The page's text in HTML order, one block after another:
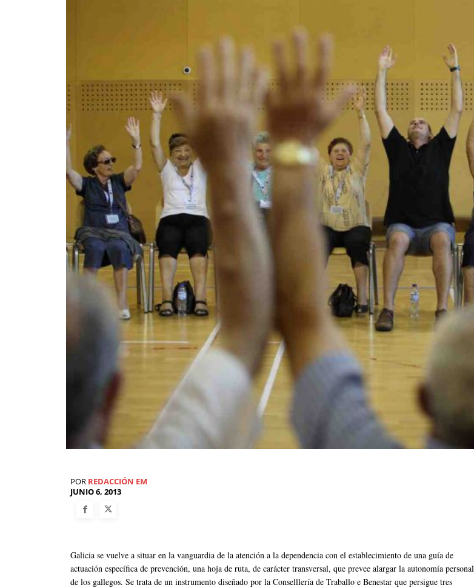
POR REDACCIÓN EM
JUNIO 6, 2013
Galicia se vuelve a situar en la vanguardia de la atención a la dependencia con el establecimiento de una guía de
actuación específica de prevención, una hoja de ruta, de carácter transversal, que prevee alargar la autonomía personal
de los gallegos. Se trata de un instrumento diseñado por la Conselllería de Traballo e Benestar que persigue tres